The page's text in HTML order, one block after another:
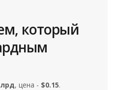
который
, цена - $0.15.